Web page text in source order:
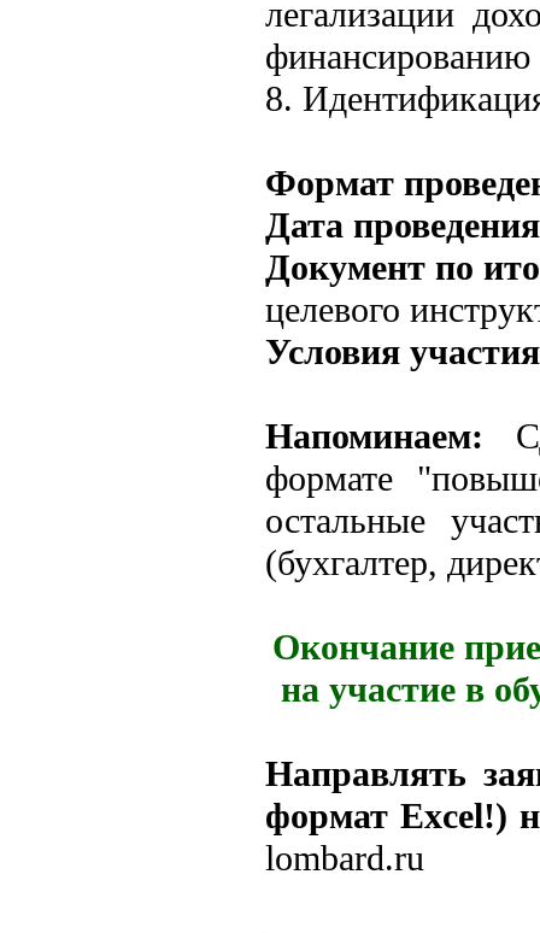
легализации
финансированию
8.
Формат
Дата
Документ по
целевого
Условия
Напоминаем:
формате
остальные
(бухгалтер,
Окончание
на участие в
Направлять
формат Excel!)
lombard.ru